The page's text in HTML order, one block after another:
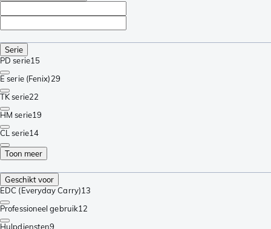
Serie
PD serie15
E serie (Fenix)29
TK serie22
HM serie19
CL serie14
Toon meer
Geschikt voor
EDC (Everyday Carry)13
Professioneel gebruik12
Hulpdiensten9